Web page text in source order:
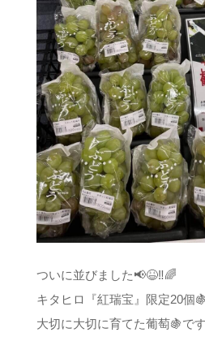
ついに並びました📢😆‼️🌈
キタヒロ『紅瑞宝』限定20個
大切に大切に育てた葡萄🍇で